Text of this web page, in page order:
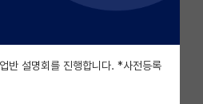
반 설명회를 진행합니다. *사전등록